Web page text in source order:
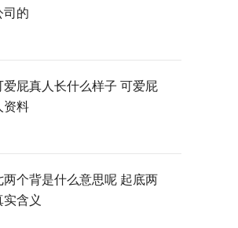
司的
爱屁真人长什么样子 可爱屁
资料
两个背是什么意思呢 起底两
含义